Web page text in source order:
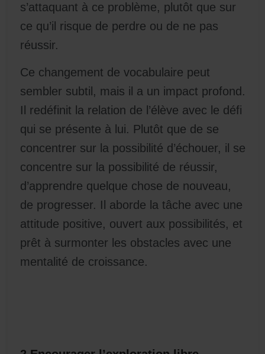
s’attaquant à ce problème, plutôt que sur
ce qu’il risque de perdre ou de ne pas
réussir.
Ce changement de vocabulaire peut
sembler subtil, mais il a un impact profond.
Il redéfinit la relation de l’élève avec le défi
qui se présente à lui. Plutôt que de se
concentrer sur la possibilité d’échouer, il se
concentre sur la possibilité de réussir,
d’apprendre quelque chose de nouveau,
de progresser. Il aborde la tâche avec une
attitude positive, ouvert aux possibilités, et
prêt à surmonter les obstacles avec une
mentalité de croissance.